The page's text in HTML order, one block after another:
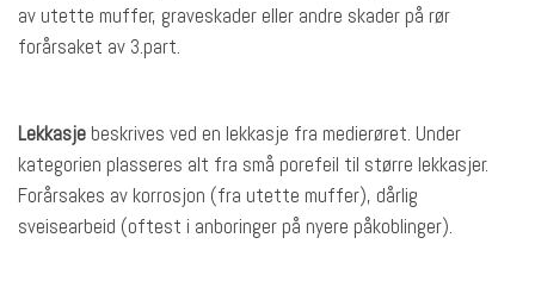
av utette muffer, graveskader eller andre skader på rør
forårsaket av 3.part.
Lekkasje beskrives ved en lekkasje fra medierøret. Under
kategorien plasseres alt fra små porefeil til større lekkasjer.
Forårsakes av korrosjon (fra utette muffer), dårlig
sveisearbeid (oftest i anboringer på nyere påkoblinger).